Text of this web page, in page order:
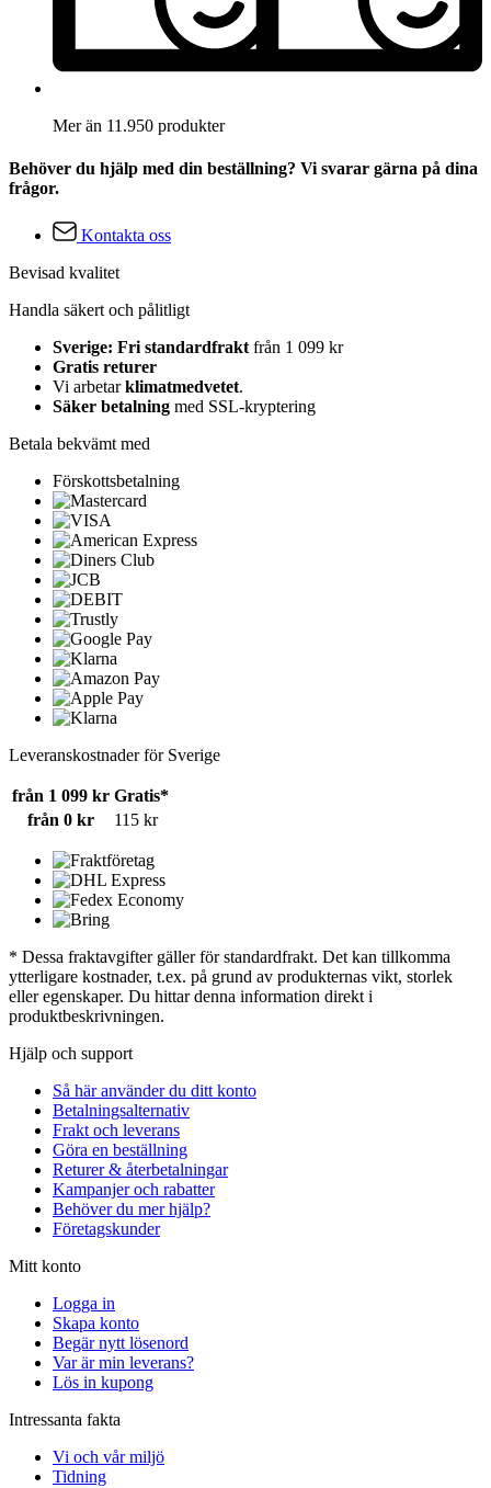
Mer än 11.950 produkter
Behöver du hjälp med din beställning? Vi svarar gärna på dina
frågor.
Kontakta oss
Bevisad kvalitet
Handla säkert och pålitligt
Sverige: Fri standardfrakt från 1 099 kr
Gratis returer
Vi arbetarklimatmedvetet.
Säker betalning med SSL-kryptering
Betala bekvämt med
Förskottsbetalning
Leveranskostnader för Sverige
från 1 099 kr Gratis*
från 0 kr
115 kr
* Dessa fraktavgifter gäller för standardfrakt. Det kan tillkomma
ytterligare kostnader, t.ex. på grund av produkternas vikt, storlek
eller egenskaper. Du hittar denna information direkt i
produktbeskrivningen.
Hjälp och support
Så här använder du ditt konto
Betalningsalternativ
Frakt och leverans
Göra en beställning
Returer & återbetalningar
Kampanjer och rabatter
Behöver du mer hjälp?
Företagskunder
Mitt konto
Logga in
Skapa konto
Begär nytt lösenord
Var är min leverans?
Lös in kupong
Intressanta fakta
Vi och vår miljö
Tidning